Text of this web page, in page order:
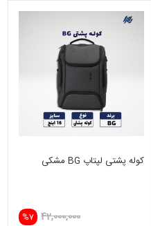
کوله پشتی لپتاپ BG مشکی
%7 42,000,000